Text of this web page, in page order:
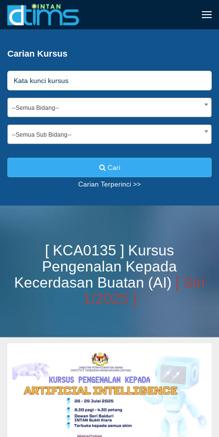
Carian Kursus
--Semua Bidang--
--Semua Sub Bidang--
Cari
Carian Terperinci >>
[ KCA0135 ] Kursus
Pengenalan Kepada
Kecerdasan Buatan (AI) [ Siri
1/2025 ]